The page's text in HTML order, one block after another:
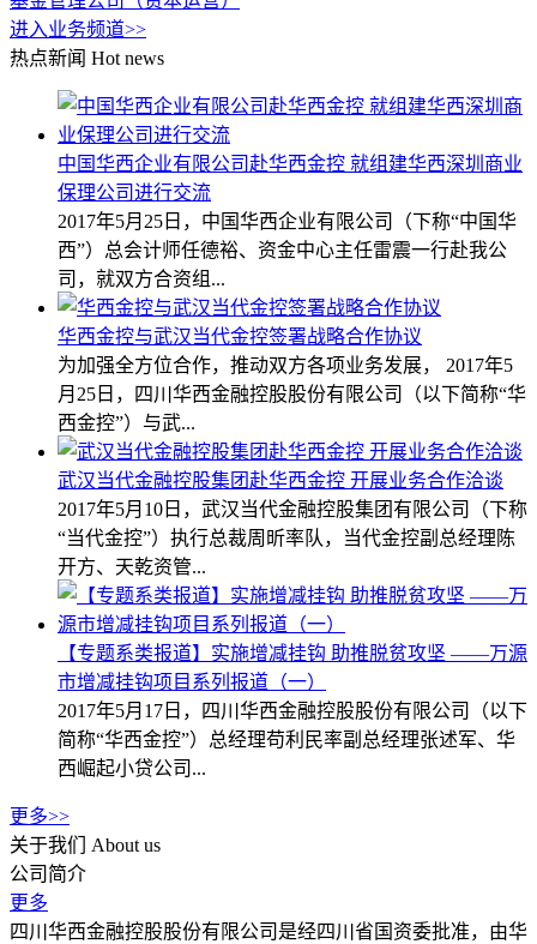
进入业务频道>>
热点新闻 Hot news
中国华西企业有限公司赴华西金控 就组建华西深圳商业
保理公司进行交流
2017年5月25日，中国华西企业有限公司（下称“中国华
西”）总会计师任德裕、资金中心主任雷震一行赴我公
司，就双方合资组...
华西金控与武汉当代金控签署战略合作协议
为加强全方位合作，推动双方各项业务发展， 2017年5
月25日，四川华西金融控股股份有限公司（以下简称“华
西金控”）与武...
武汉当代金融控股集团赴华西金控 开展业务合作洽谈
2017年5月10日，武汉当代金融控股集团有限公司（下称
“当代金控”）执行总裁周昕率队，当代金控副总经理陈
开方、天乾资管...
【专题系类报道】实施增减挂钩 助推脱贫攻坚 ——万源
市增减挂钩项目系列报道（一）
2017年5月17日，四川华西金融控股股份有限公司（以下
简称“华西金控”）总经理苟利民率副总经理张述军、华
西崛起小贷公司...
更多>>
关于我们
About us
公司简介
更多
四川华西金融控股股份有限公司是经四川省国资委批准，由华